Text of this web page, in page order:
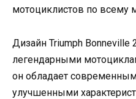
мотоциклистов по всему
Дизайн Triumph Bonneville
легендарными
он обладает
улучшенными